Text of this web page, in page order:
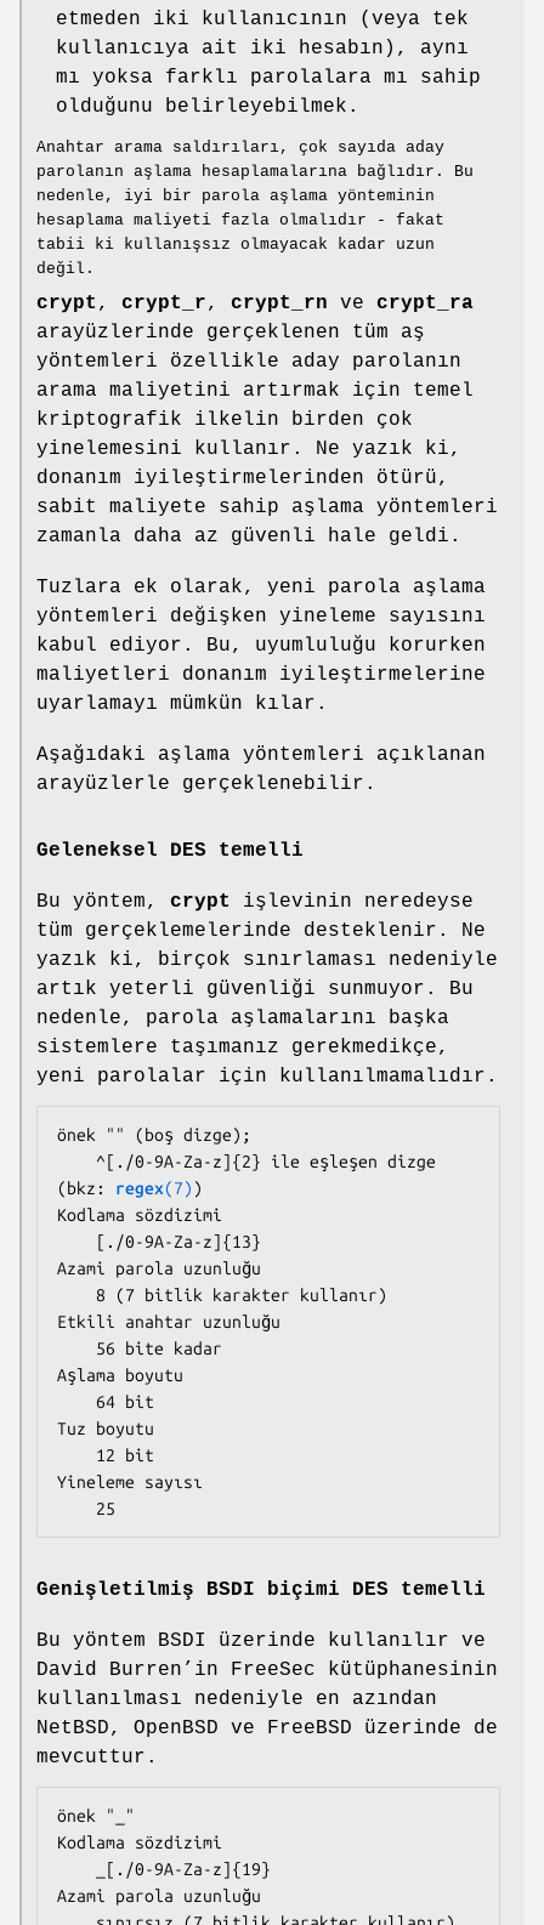
etmeden iki kullanıcının (veya tek
kullanıcıya ait iki hesabın), aynı
mı yoksa farklı parolalara mı sahip
olduğunu belirleyebilmek.
Anahtar arama saldırıları, çok sayıda aday
parolanın aşlama hesaplamalarına bağlıdır. Bu
nedenle, iyi bir parola aşlama yönteminin
hesaplama maliyeti fazla olmalıdır - fakat
tabii ki kullanışsız olmayacak kadar uzun
değil.
crypt , crypt_r, crypt_rn ve crypt_ra
arayüzlerinde gerçeklenen tüm aş
yöntemleri özellikle aday parolanın
arama maliyetini artırmak için temel
kriptografik ilkelin birden çok
yinelemesini kullanır. Ne yazık ki,
donanım iyileştirmelerinden ötürü,
sabit maliyete sahip aşlama yöntemleri
zamanla daha az güvenli hale geldi.
Tuzlara ek olarak, yeni parola aşlama
yöntemleri değişken yineleme sayısını
kabul ediyor. Bu, uyumluluğu korurken
maliyetleri donanım iyileştirmelerine
uyarlamayı mümkün kılar.
Aşağıdaki aşlama yöntemleri açıklanan
arayüzlerle gerçeklenebilir.
Geleneksel DES temelli
Bu yöntem, crypt
işlevinin neredeyse
tüm gerçeklemelerinde desteklenir. Ne
yazık ki, birçok sınırlaması nedeniyle
artık yeterli güvenliği sunmuyor. Bu
nedenle, parola aşlamalarını başka
sistemlere taşımanız gerekmedikçe,
yeni parolalar için kullanılmamalıdır.
önek "" (boş dizge);
(bkz: regex(7) )
Kodlama sözdizimi
Azami parola uzunluğu
Etkili anahtar uzunluğu
Aşlama boyutu
Tuz boyutu
Yineleme sayısı
    25
Genişletilmiş BSDI biçimi DES temelli
Bu yöntem BSDI üzerinde kullanılır ve
David Burren’in FreeSec kütüphanesinin
kullanılması nedeniyle en azından
NetBSD, OpenBSD ve FreeBSD üzerinde de
mevcuttur.
önek "_"
Kodlama sözdizimi
Azami parola uzunluğu